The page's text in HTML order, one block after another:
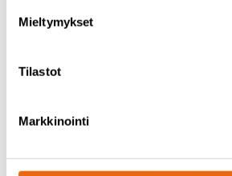
Mieltymykset
Tilastot
Markkinointi
pääkomponenteille takuita ja
Kun kunnostustarvetta
tuottavuus kasvaa, kun tuotannossa